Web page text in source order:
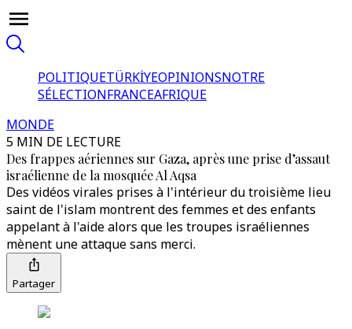
POLITIQUETÜRKİYEOPINIONSNOTRE
SÉLECTIONFRANCEAFRIQUE
MONDE
5 MIN DE LECTURE
Des frappes aériennes sur Gaza, après une prise d’assaut
israélienne de la mosquée Al Aqsa
Des vidéos virales prises à l'intérieur du troisième lieu
saint de l'islam montrent des femmes et des enfants
appelant à l'aide alors que les troupes israéliennes
mènent une attaque sans merci.
Partager